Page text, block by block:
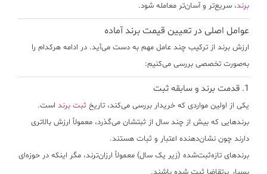
برند، سریع‌تر و آسان‌تر معامله شود.
عوامل اصلی در تعیین قیمت برند آماده
ارزش برند از ترکیب چند عامل مهم به دست می‌آید. در ادامه هرکدام را
به‌صورت تخصصی بررسی می‌کنیم:
1. قدمت برند و سابقه ثبت
یکی از اولین مواردی که خریدار بررسی می‌کند، تاریخ ثبت برند است.
برندهایی که بیش از چند سال از ثبتشان می‌گذرد، معمولاً ارزش بالاتری
دارند چون نشان‌دهنده اعتبار و ثبات هستند.
برندهای تازه‌ثبت‌شده (زیر یک سال) معمولاً ارزان‌ترند، مگر اینکه در حوزه‌ای